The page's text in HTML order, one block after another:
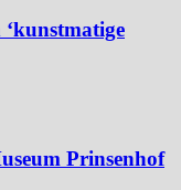
Prinsenhof